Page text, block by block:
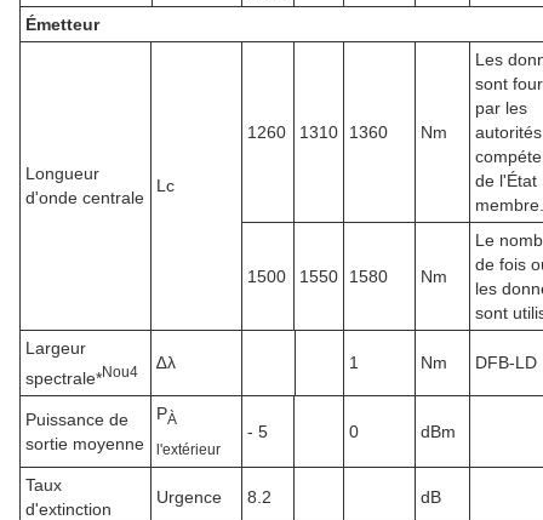
Émetteur
Longueur
d'onde centrale
Lc
1260 1310 1360 Nm
Les
sont
par les
autorités
de l'État
membre.
1500 1550 1580 Nm
Le
de fois
les
sont
Largeur
spectrale*Nou4 ∆λ 1 Nm DFB-LD
Puissance de
sortie moyenne
PÀ
l'extérieur
- 5 0 dBm
Taux
d'extinction
Urgence 8.2 dB